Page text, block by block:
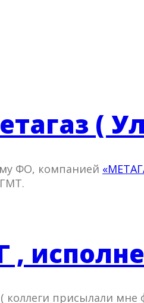
(
ФО, компанией
,
коллеги присылали